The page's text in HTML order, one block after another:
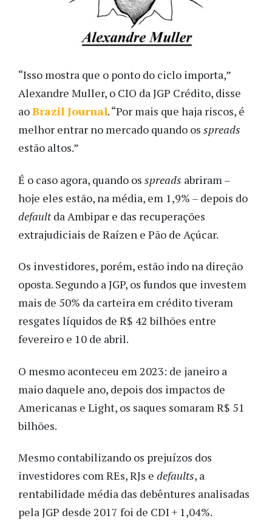
“Isso mostra que o ponto do ciclo importa,”
Alexandre Muller, o CIO da JGP Crédito, disse
aoBrazil Journal. “Por mais que haja riscos, é
melhor entrar no mercado quando os spreads
estão altos.”
É o caso agora, quando os spreads abriram –
hoje eles estão, na média, em 1,9% – depois do
defaultda Ambipar e das recuperações
extrajudiciais de Raízen e Pão de Açúcar.
Os investidores, porém, estão indo na direção
oposta. Segundo a JGP, os fundos que investem
mais de 50% da carteira em crédito tiveram
resgates líquidos de R$ 42 bilhões entre
fevereiro e 10 de abril.
O mesmo aconteceu em 2023: de janeiro a
maio daquele ano, depois dos impactos de
Americanas e Light, os saques somaram R$ 51
bilhões.
Mesmo contabilizando os prejuízos dos
investidores com REs, RJs e defaults, a
rentabilidade média das debêntures analisadas
pela JGP desde 2017 foi de CDI + 1,04%.